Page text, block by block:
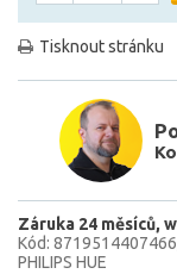
Tisknout stránku
Záruka 24 měsíců
Kód: 8719514407466
PHILIPS HUE